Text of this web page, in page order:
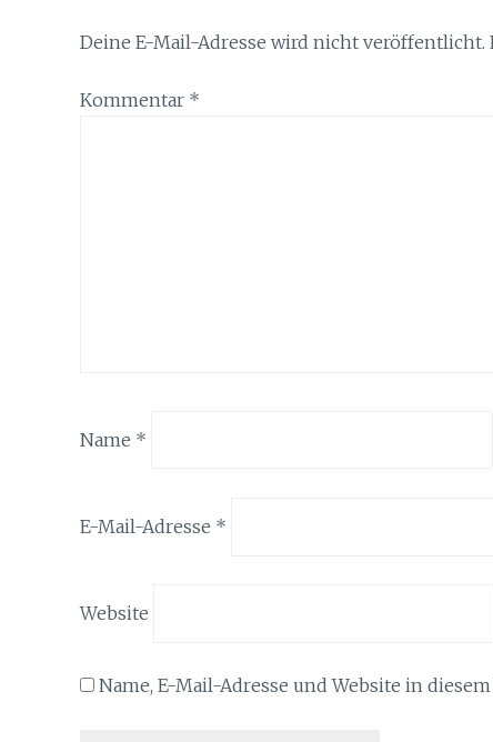
Deine E-Mail-Adresse wird nicht veröffentlicht.
Kommentar *
Name *
E-Mail-Adresse *
Website
Name, E-Mail-Adresse und Website in